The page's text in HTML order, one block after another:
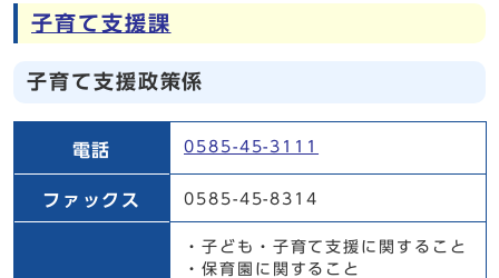
子育て支援課
子育て支援政策係
電話
0585-45-3111
ファックス 0585-45-8314
・子ども・子育て支援に関すること
・保育園に関すること